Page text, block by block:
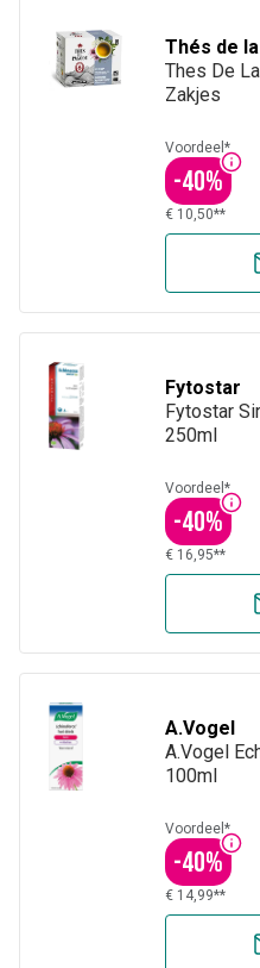
Thés de
Thes De
Zakjes
Voordeel*
-40%
€ 10,50**
Fytostar
Fytostar
250ml
Voordeel*
-40%
€ 16,95**
A.Vogel
A.Vogel
100ml
Voordeel*
-40%
€ 14,99**